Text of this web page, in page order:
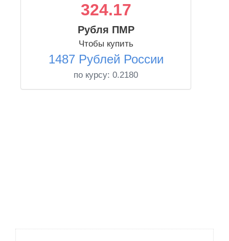
324.17
Рубля ПМР
Чтобы купить
1487 Рублей России
по курсу: 0.2180